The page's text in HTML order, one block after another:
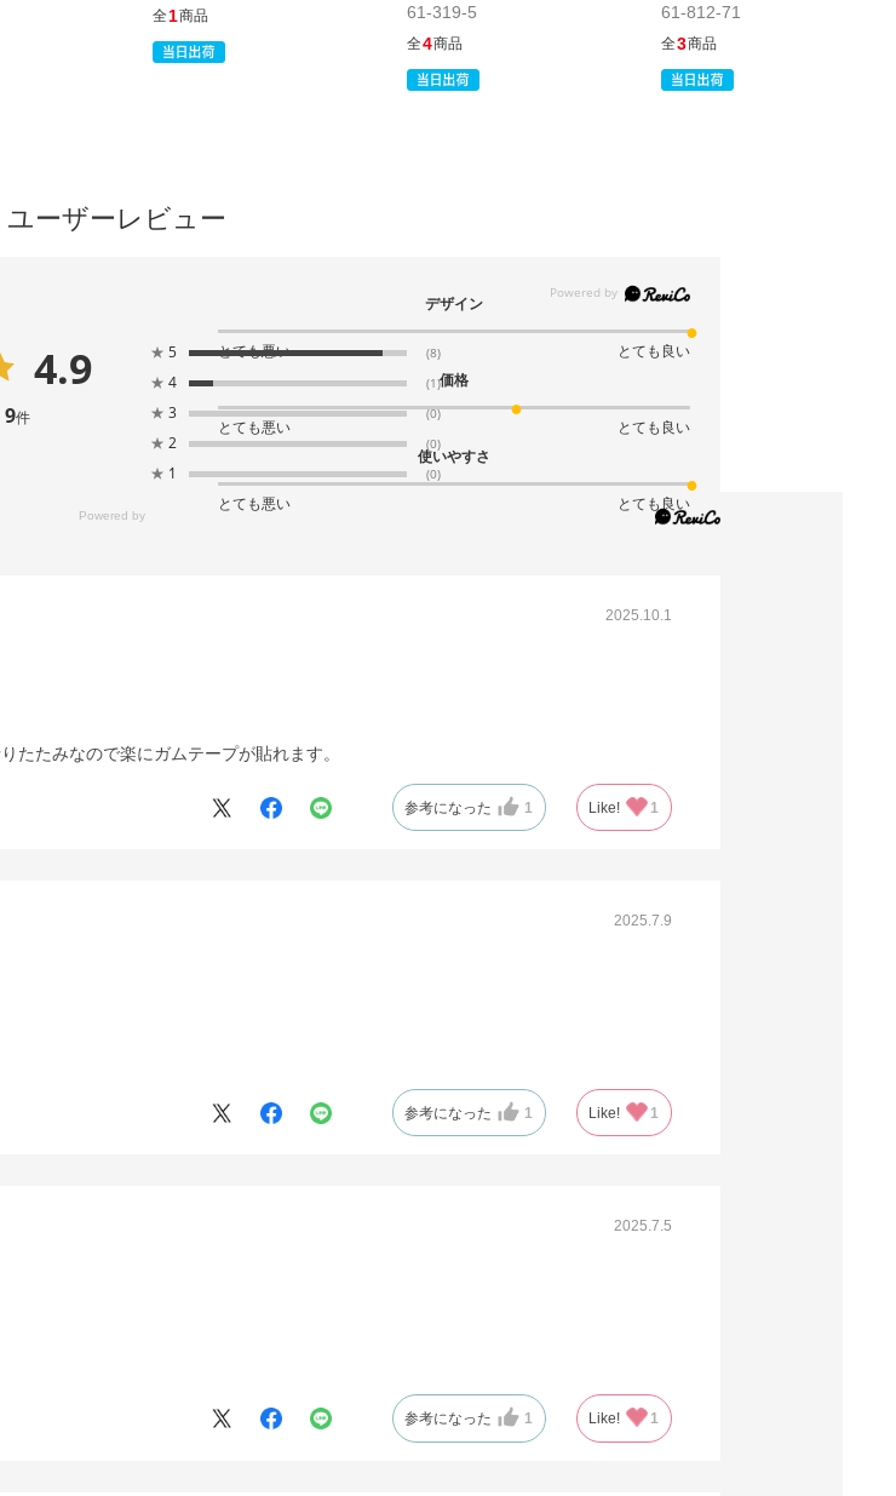
税抜 ￥5,070 /単価
￥185.90
(8). 38×27×15cm(30枚)
￥185.90
当日出荷
カートに入れる
全1商品 61-319-5
全4商品
61-812-71
全3商品
ユーザーレビュー
4.9
9件
★ 5 (8)
★ 4 (1)
★ 3 (0)
★ 2 (0)
★ 1 (0)
デザイン
とても悪い
とても良い
価格
とても悪い
とても良い
使いやすさ
とても悪い とても良い
2025.10.1
たたみなので楽にガムテープが貼れます。
参考になった 1 Like! 1
2025.7.9
参考になった 1 Like! 1
2025.7.5
参考になった 1 Like! 1